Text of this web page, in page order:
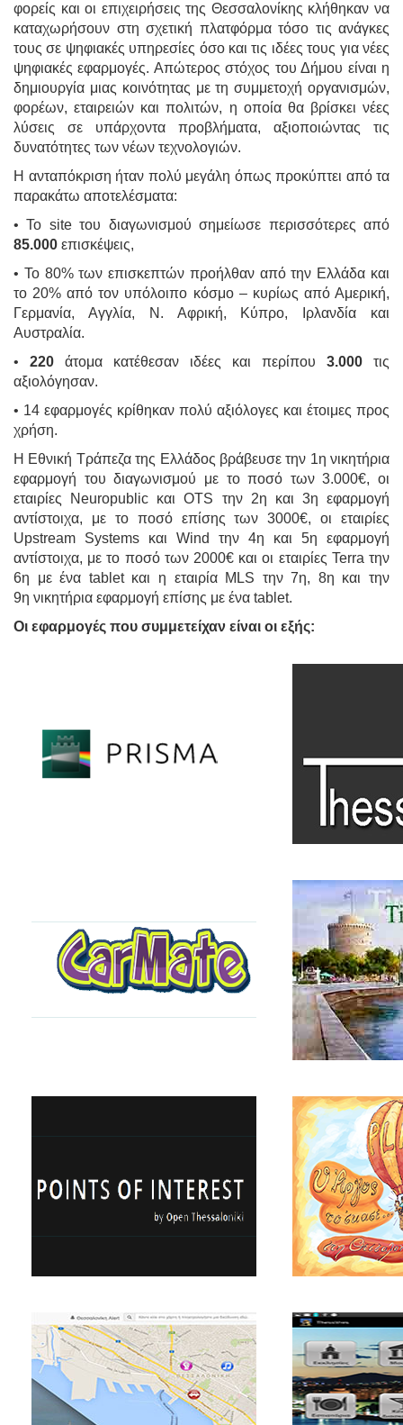
φορείς και οι επιχειρήσεις της Θεσσαλονίκης κλήθηκαν να
καταχωρήσουν στη σχετική πλατφόρμα τόσο τις ανάγκες
τους σε ψηφιακές υπηρεσίες όσο και τις ιδέες τους για νέες
ψηφιακές εφαρμογές. Απώτερος στόχος του Δήμου είναι η
δημιουργία μιας κοινότητας με τη συμμετοχή οργανισμών,
φορέων, εταιρειών και πολιτών, η οποία θα βρίσκει νέες
λύσεις σε υπάρχοντα προβλήματα, αξιοποιώντας τις
δυνατότητες των νέων τεχνολογιών.
Η ανταπόκριση ήταν πολύ μεγάλη όπως προκύπτει από τα
παρακάτω αποτελέσματα:
• Το site του διαγωνισμού σημείωσε περισσότερες από
85.000 επισκέψεις,
• Το 80% των επισκεπτών προήλθαν από την Ελλάδα και
το 20% από τον υπόλοιπο κόσμο – κυρίως από Αμερική,
Γερμανία, Αγγλία, Ν. Αφρική, Κύπρο, Ιρλανδία και
Αυστραλία.
• 220 άτομα κατέθεσαν ιδέες και περίπου 3.000 τις
αξιολόγησαν.
• 14 εφαρμογές κρίθηκαν πολύ αξιόλογες και έτοιμες προς
χρήση.
Η Εθνική Τράπεζα της Ελλάδος βράβευσε την 1η νικητήρια
εφαρμογή του διαγωνισμού με το ποσό των 3.000€, οι
εταιρίες Neuropublic και OTS την 2η και 3η εφαρμογή
αντίστοιχα, με το ποσό επίσης των 3000€, οι εταιρίες
Upstream Systems και Wind την 4η και 5η εφαρμογή
αντίστοιχα, με το ποσό των 2000€ και οι εταιρίες Terra την
6η με ένα tablet και η εταιρία MLS την 7η, 8η και την
9η νικητήρια εφαρμογή επίσης με ένα tablet.
Οι εφαρμογές που συμμετείχαν είναι οι εξής:
Ασφαλής και άνετη
αμαξίδιο στη
Υπηρεσία Συνοδήγησης για την
Παρουσίαση
Θεσσαλονίκης από
Εφαρμογή αναζήτησης τοποθεσιών και
σημείων ενδιαφέροντος.
Διαδραστικό
πανέξυπνο χρυσό